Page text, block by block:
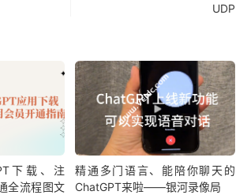
UDP
下载、注
全流程图文
精通多门语言、能陪你聊天的
ChatGPT来啦——银河录像局